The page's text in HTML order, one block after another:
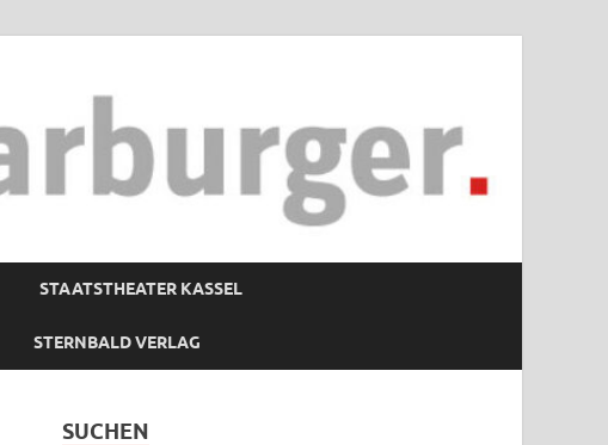
STAATSTHEATER KASSEL
STERNBALD VERLAG
SUCHEN